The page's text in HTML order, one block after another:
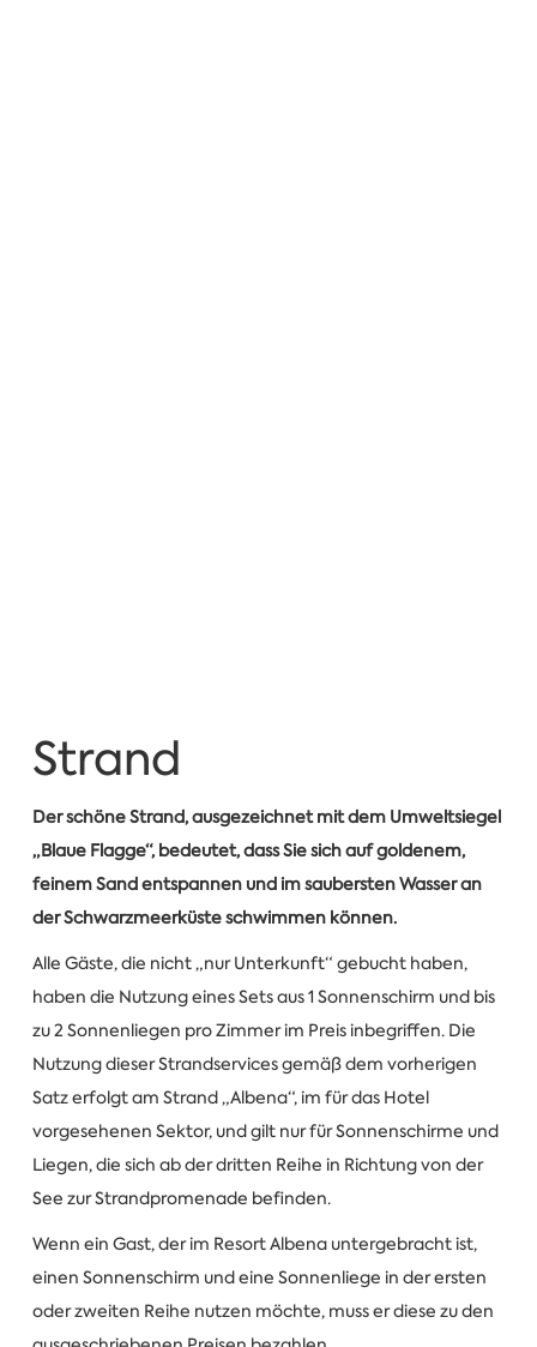
Strand
Der schöne Strand, ausgezeichnet mit dem Umweltsiegel
„Blaue Flagge“, bedeutet, dass Sie sich auf goldenem,
feinem Sand entspannen und im saubersten Wasser an
der Schwarzmeerküste schwimmen können.
Alle Gäste, die nicht „nur Unterkunft“ gebucht haben,
haben die Nutzung eines Sets aus 1 Sonnenschirm und bis
zu 2 Sonnenliegen pro Zimmer im Preis inbegriffen. Die
Nutzung dieser Strandservices gemäß dem vorherigen
Satz erfolgt am Strand „Albena“, im für das Hotel
vorgesehenen Sektor, und gilt nur für Sonnenschirme und
Liegen, die sich ab der dritten Reihe in Richtung von der
See zur Strandpromenade befinden.
Wenn ein Gast, der im Resort Albena untergebracht ist,
einen Sonnenschirm und eine Sonnenliege in der ersten
oder zweiten Reihe nutzen möchte, muss er diese zu den